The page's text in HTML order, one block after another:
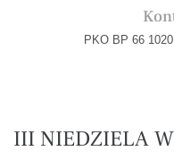
PKO BP 66
III NIEDZIELA